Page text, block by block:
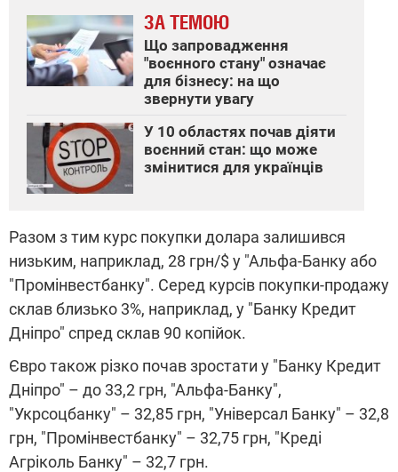
ЗА ТЕМОЮ
Що запровадження
"воєнного стану" означає
для бізнесу: на що
звернути увагу
У 10 областях почав діяти
воєнний стан: що може
змінитися для українців
Разом з тим курс покупки долара залишився
низьким, наприклад, 28 грн/$ у "Альфа-Банку або
"Промінвестбанку". Серед курсів покупки-продажу
склав близько 3%, наприклад, у "Банку Кредит
Дніпро" спред склав 90 копійок.
Євро також різко почав зростати у "Банку Кредит
Дніпро" – до 33,2 грн, "Альфа-Банку",
"Укрсоцбанку" – 32,85 грн, "Універсал Банку" – 32,8
грн, "Промінвестбанку" – 32,75 грн, "Креді
Агріколь Банку" – 32,7 грн.